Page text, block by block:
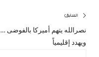
تصفّح
المقالات
السابق
المقال
نصرالله يتهم أميركا بالفوضى …
ويهدد إقليمياً